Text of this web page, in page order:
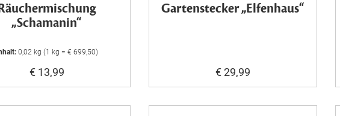
„Schamanin“
0,02 kg (1 kg = € 699,50)
€ 13,99
Gartenstecker „Elfenhaus“
€ 29,99